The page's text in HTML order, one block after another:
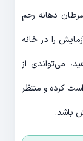
دهانه رحم
را در خانه
می‌تواندی از
کرده و منتظر
باشد.